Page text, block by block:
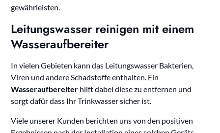
gewährleisten.
Leitungswasser reinigen mit einem
Wasseraufbereiter
In vielen Gebieten kann das Leitungswasser Bakterien,
Viren und andere Schadstoffe enthalten. Ein
Wasseraufbereiter hilft dabei diese zu entfernen und
sorgt dafür dass Ihr Trinkwasser sicher ist.
Viele unserer Kunden berichten uns von den positiven